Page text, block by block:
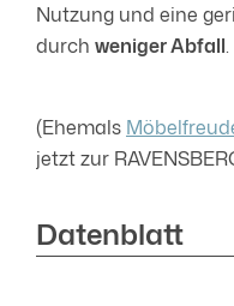
Nutzung und eine
durch weniger Abfall.
(Ehemals
jetzt zur
Datenblatt